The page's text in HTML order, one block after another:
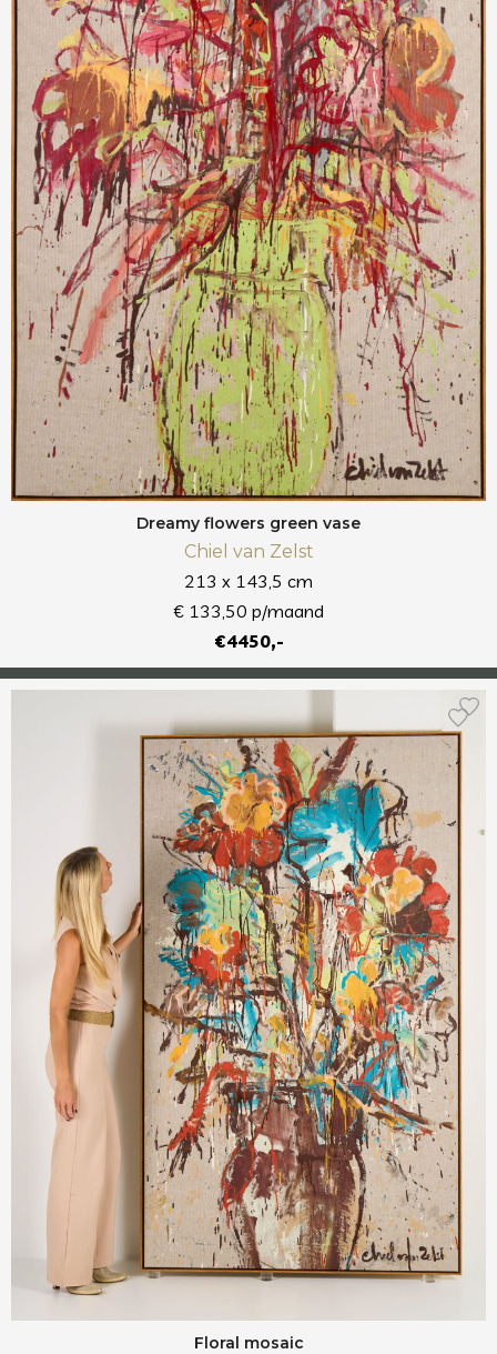
Dreamy flowers green vase
Chiel van Zelst
213 x 143,5 cm
€ 133,50 p/maand
€4450,-
Floral mosaic